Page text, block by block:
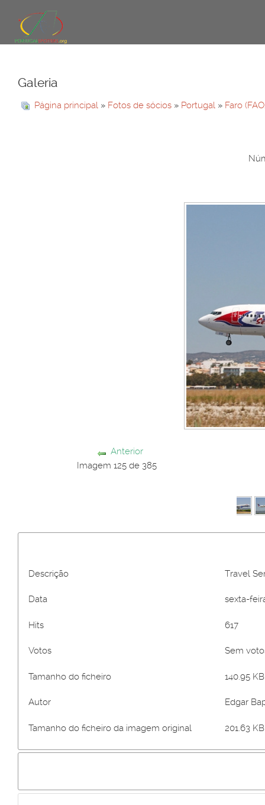
Galeria
Página principal » Fotos de sócios » Portugal » Faro
Anterior
Imagem 125 de 385
Descrição Travel
Data sexta-
Hits 617
Votos Sem
Tamanho do ficheiro 140.95
Autor Edgar
Tamanho do ficheiro da imagem original 201.63